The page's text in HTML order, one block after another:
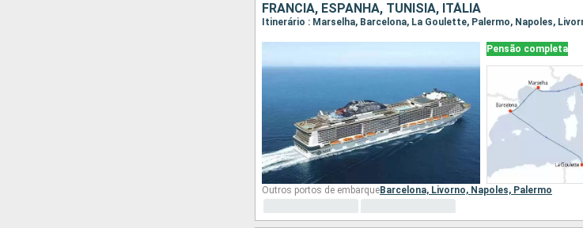
FRANCIA, ESPANHA, TUNÍSIA, ITÁLIA
Itinerário : Marselha, Barcelona, La Goulette, Palermo, Napoles,
Pensão completa
Outros portos de embarqueBarcelona, Livorno, Napoles, Palermo